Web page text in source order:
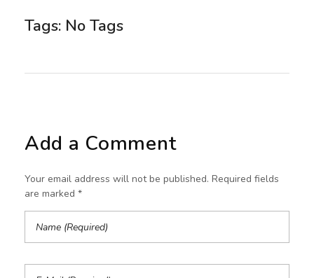
Tags: No Tags
Add a Comment
Your email address will not be published. Required fields
are marked *